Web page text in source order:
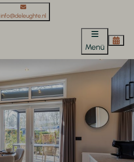
info@deleughte.nl
Menü